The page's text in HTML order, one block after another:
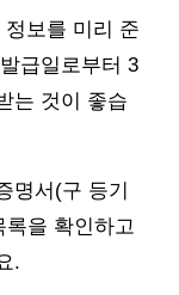
보를 미리 준
급일로부터 3
는 것이 좋습
명서(구 등기
을 확인하고
.